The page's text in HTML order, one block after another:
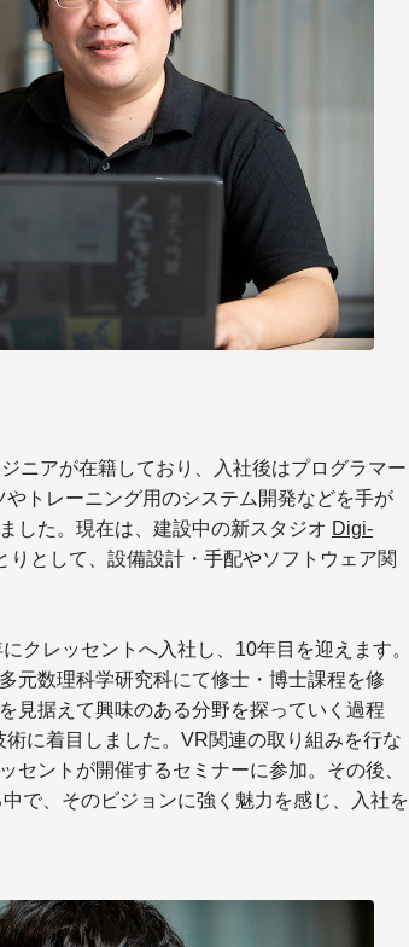
ニアが在籍しており、入社後はプログラマー
トレーニング用のシステム開発などを手が
した。現在は、建設中の新スタジオ Digi-
りとして、設備設計・手配やソフトウェア関
にクレッセントへ入社し、10年目を迎えます。
元数理科学研究科にて修士・博士課程を修
見据えて興味のある分野を探っていく過程
に着目しました。VR関連の取り組みを行な
セントが開催するセミナーに参加。その後、
で、そのビジョンに強く魅力を感じ、入社を